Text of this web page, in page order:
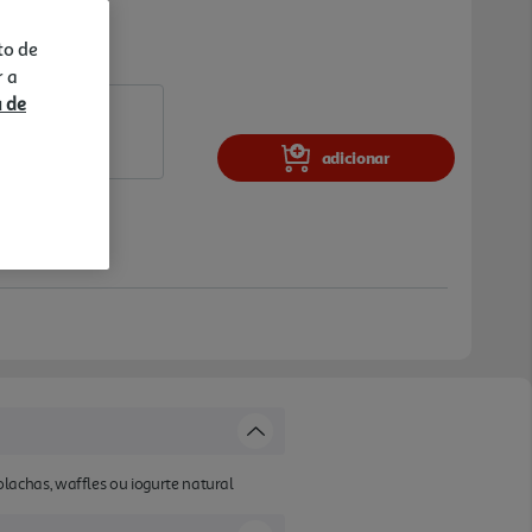
adicionar
waffles ou iogurte natural
de
a
de